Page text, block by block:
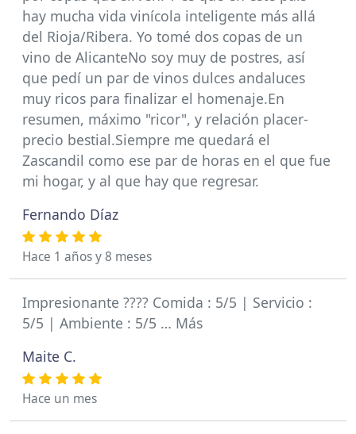
hay mucha vida vinícola inteligente más allá
del Rioja/Ribera. Yo tomé dos copas de un
vino de AlicanteNo soy muy de postres, así
que pedí un par de vinos dulces andaluces
muy ricos para finalizar el homenaje.En
resumen, máximo "ricor", y relación placer-
precio bestial.Siempre me quedará el
Zascandil como ese par de horas en el que fue
mi hogar, y al que hay que regresar.
Fernando Díaz
Hace 1 años y 8 meses
Impresionante ???? Comida : 5/5 | Servicio :
5/5 | Ambiente : 5/5 … Más
Maite C.
Hace un mes